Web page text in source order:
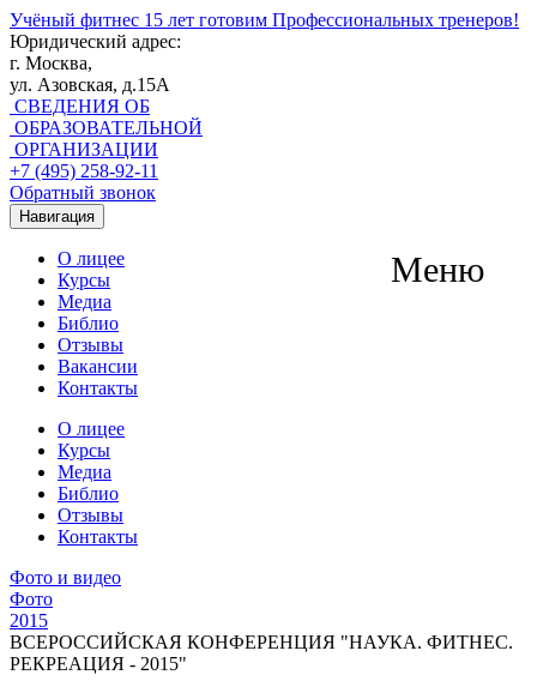
Учёный фитнес 15 лет готовим Профессиональных тренеров!
Юридический адрес:
г. Москва,
ул. Азовская, д.15А
СВЕДЕНИЯ ОБ
ОБРАЗОВАТЕЛЬНОЙ
ОРГАНИЗАЦИИ
+7 (495) 258-92-11
Обратный звонок
Навигация
Меню
О лицее
Курсы
Медиа
Библио
Отзывы
Вакансии
Контакты
О лицее
Курсы
Медиа
Библио
Отзывы
Контакты
Фото и видео
Фото
2015
ВСЕРОССИЙСКАЯ КОНФЕРЕНЦИЯ "НАУКА. ФИТНЕС.
РЕКРЕАЦИЯ - 2015"